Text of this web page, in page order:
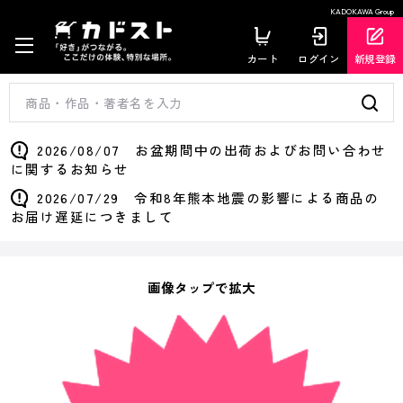
KADOKAWA Group
カート ログイン 新規登録
2026/08/07 お盆期間中の出荷およびお問い合わせ
に関するお知らせ
2026/07/29 令和8年熊本地震の影響による商品の
お届け遅延につきまして
画像タップで拡大